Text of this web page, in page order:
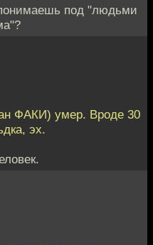
под "людьми
ФАКИ) умер. Вроде 30
эх.